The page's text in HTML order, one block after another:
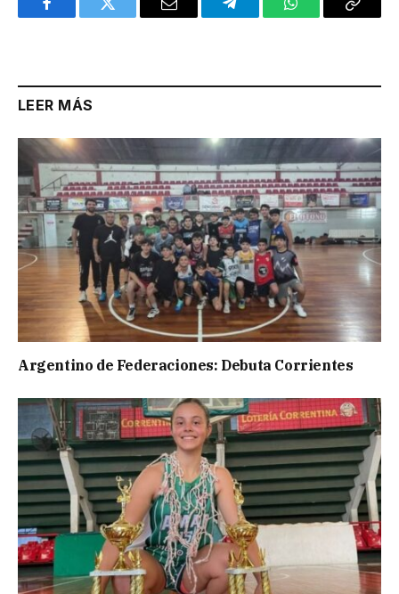
FacebookTwitter Email TelegramWhatsAppCopy
LEER MÁS
Argentino de Federaciones: Debuta Corrientes